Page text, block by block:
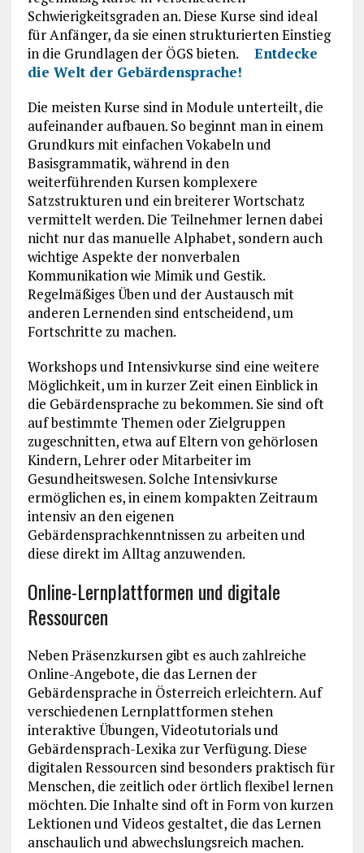
Schwierigkeitsgraden an. Diese Kurse sind ideal
für Anfänger, da sie einen strukturierten Einstieg
in die Grundlagen der ÖGS bieten. Entdecke
die Welt der Gebärdensprache!
Die meisten Kurse sind in Module unterteilt, die
aufeinander aufbauen. So beginnt man in einem
Grundkurs mit einfachen Vokabeln und
Basisgrammatik, während in den
weiterführenden Kursen komplexere
Satzstrukturen und ein breiterer Wortschatz
vermittelt werden. Die Teilnehmer lernen dabei
nicht nur das manuelle Alphabet, sondern auch
wichtige Aspekte der nonverbalen
Kommunikation wie Mimik und Gestik.
Regelmäßiges Üben und der Austausch mit
anderen Lernenden sind entscheidend, um
Fortschritte zu machen.
Workshops und Intensivkurse sind eine weitere
Möglichkeit, um in kurzer Zeit einen Einblick in
die Gebärdensprache zu bekommen. Sie sind oft
auf bestimmte Themen oder Zielgruppen
zugeschnitten, etwa auf Eltern von gehörlosen
Kindern, Lehrer oder Mitarbeiter im
Gesundheitswesen. Solche Intensivkurse
ermöglichen es, in einem kompakten Zeitraum
intensiv an den eigenen
Gebärdensprachkenntnissen zu arbeiten und
diese direkt im Alltag anzuwenden.
Online-Lernplattformen und digitale
Ressourcen
Neben Präsenzkursen gibt es auch zahlreiche
Online-Angebote, die das Lernen der
Gebärdensprache in Österreich erleichtern. Auf
verschiedenen Lernplattformen stehen
interaktive Übungen, Videotutorials und
Gebärdensprach-Lexika zur Verfügung. Diese
digitalen Ressourcen sind besonders praktisch für
Menschen, die zeitlich oder örtlich flexibel lernen
möchten. Die Inhalte sind oft in Form von kurzen
Lektionen und Videos gestaltet, die das Lernen
anschaulich und abwechslungsreich machen.